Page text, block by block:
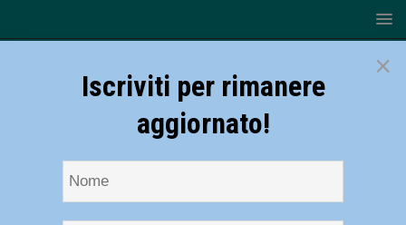
×
Iscriviti per rimanere
aggiornato!